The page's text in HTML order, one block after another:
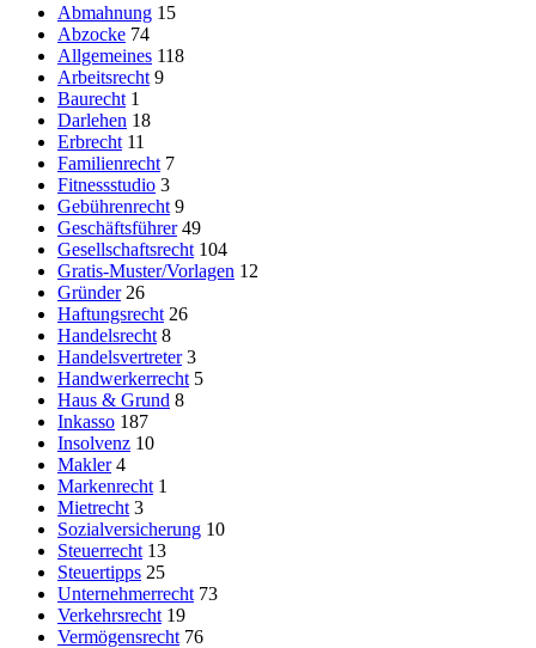
Abmahnung 15
Abzocke 74
Allgemeines 118
Arbeitsrecht 9
Baurecht 1
Darlehen 18
Erbrecht 11
Familienrecht 7
Fitnessstudio 3
Gebührenrecht 9
Geschäftsführer 49
Gesellschaftsrecht 104
Gratis-Muster/Vorlagen 12
Gründer 26
Haftungsrecht 26
Handelsrecht 8
Handelsvertreter 3
Handwerkerrecht 5
Haus & Grund 8
Inkasso 187
Insolvenz 10
Makler 4
Markenrecht 1
Mietrecht 3
Sozialversicherung 10
Steuerrecht 13
Steuertipps 25
Unternehmerrecht 73
Verkehrsrecht 19
Vermögensrecht 76